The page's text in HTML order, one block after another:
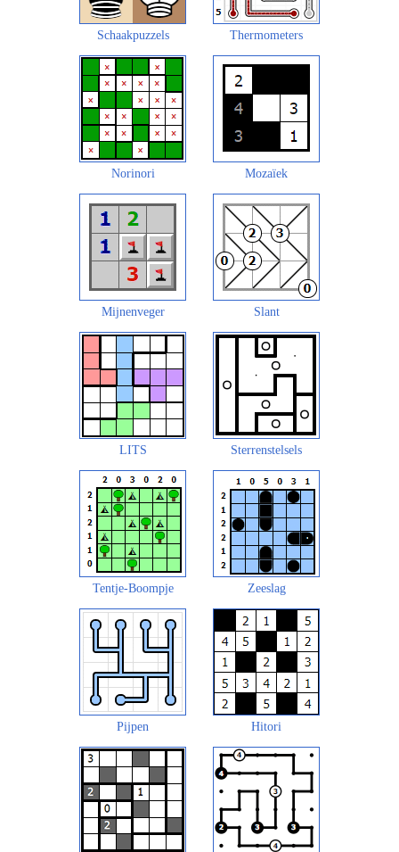
Schaakpuzzels Thermometers
Norinori Mozaïek
Mijnenveger Slant
LITS Sterrenstelsels
Tentje-Boompje Zeeslag
Pijpen Hitori